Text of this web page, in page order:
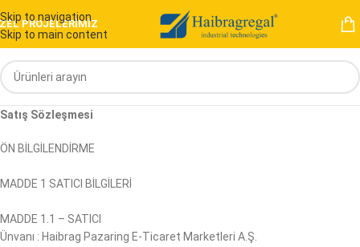
Skip to navigation
Skip to main content
PROJELERİMİZ
Satış Sözleşmesi
ÖN BİLGİLENDİRME
MADDE 1 SATICI BİLGİLERİ
MADDE 1.1 – SATICI
Ünvanı : Haibrag Pazaring E-Ticaret Marketleri A.Ş.